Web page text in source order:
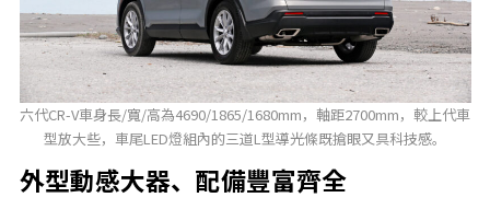
六代CR-V車身長/寬/高為4690/1865/1680mm，軸距2700mm，較上代車
型放大些，車尾LED燈組內的三道L型導光條既搶眼又具科技感。
外型動感大器、配備豐富齊全